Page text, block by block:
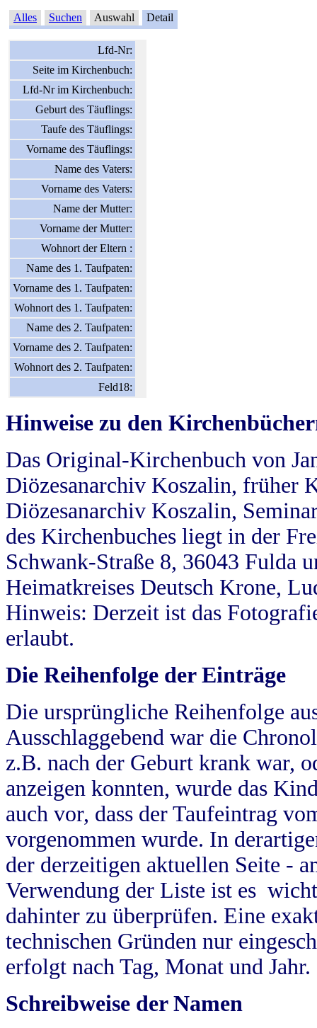
Alles Suchen Auswahl Detail
Lfd-Nr:
Seite im Kirchenbuch:
Lfd-Nr im Kirchenbuch:
Geburt des Täuflings:
Taufe des Täuflings:
Vorname des Täuflings:
Name des Vaters:
Vorname des Vaters:
Name der Mutter:
Vorname der Mutter:
Wohnort der Eltern :
Name des 1. Taufpaten:
Vorname des 1. Taufpaten:
Wohnort des 1. Taufpaten:
Name des 2. Taufpaten:
Vorname des 2. Taufpaten:
Wohnort des 2. Taufpaten:
Feld18:
Hinweise zu den
Das Original-Kirchenbuch von
Diözesanarchiv Koszalin, früher
Diözesanarchiv Koszalin,
des Kirchenbuches liegt in der
Schwank-Straße 8, 36043 Fulda
Heimatkreises Deutsch Krone,
Hinweis: Derzeit ist das
erlaubt.
Die Reihenfolge der Einträge
Die ursprüngliche Reihenfolge
Ausschlaggebend war die
z.B. nach der Geburt krank war,
anzeigen konnten, wurde das
auch vor, dass der Taufeintrag
vorgenommen wurde. In
der derzeitigen aktuellen Seite -
Verwendung der Liste ist es
dahinter zu überprüfen. Eine
technischen Gründen nur
erfolgt nach Tag, Monat und Jahr.
Schreibweise der Namen